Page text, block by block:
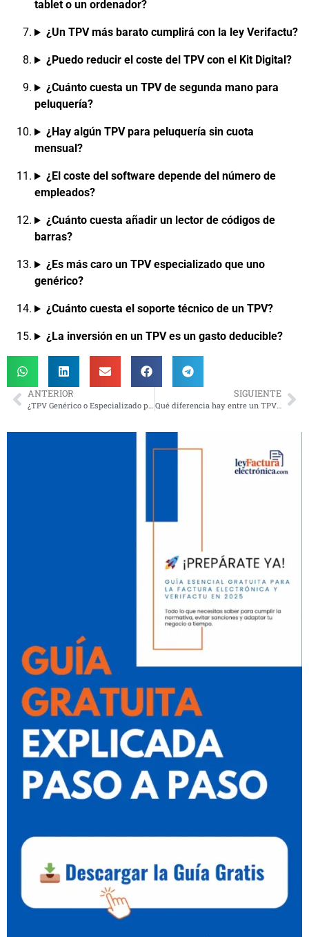
tablet o un ordenador?
¿Un TPV más barato cumplirá con la ley Verifactu?
¿Puedo reducir el coste del TPV con el Kit Digital?
¿Cuánto cuesta un TPV de segunda mano para
peluquería?
¿Hay algún TPV para peluquería sin cuota
mensual?
¿El coste del software depende del número de
empleados?
¿Cuánto cuesta añadir un lector de códigos de
barras?
¿Es más caro un TPV especializado que uno
genérico?
¿Cuánto cuesta el soporte técnico de un TPV?
¿La inversión en un TPV es un gasto deducible?
ANTERIOR
¿TPV Genérico o Especializado para Peluquería? Guía Comparativa
SIGUIENTE
Qué diferencia hay entre un TPV físico y uno en la nube para peluquerías